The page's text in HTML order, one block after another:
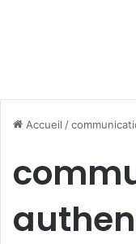
Accueil /